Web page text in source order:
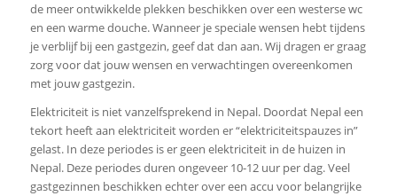
de meer ontwikkelde plekken beschikken over een westerse wc
en een warme douche. Wanneer je speciale wensen hebt tijdens
je verblijf bij een gastgezin, geef dat dan aan. Wij dragen er graag
zorg voor dat jouw wensen en verwachtingen overeenkomen
met jouw gastgezin.
Elektriciteit is niet vanzelfsprekend in Nepal. Doordat Nepal een
tekort heeft aan elektriciteit worden er “elektriciteitspauzes in”
gelast. In deze periodes is er geen elektriciteit in de huizen in
Nepal. Deze periodes duren ongeveer 10-12 uur per dag. Veel
gastgezinnen beschikken echter over een accu voor belangrijke